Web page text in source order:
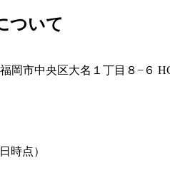
ついて
岡市中央区大名１丁目８−６
時点）